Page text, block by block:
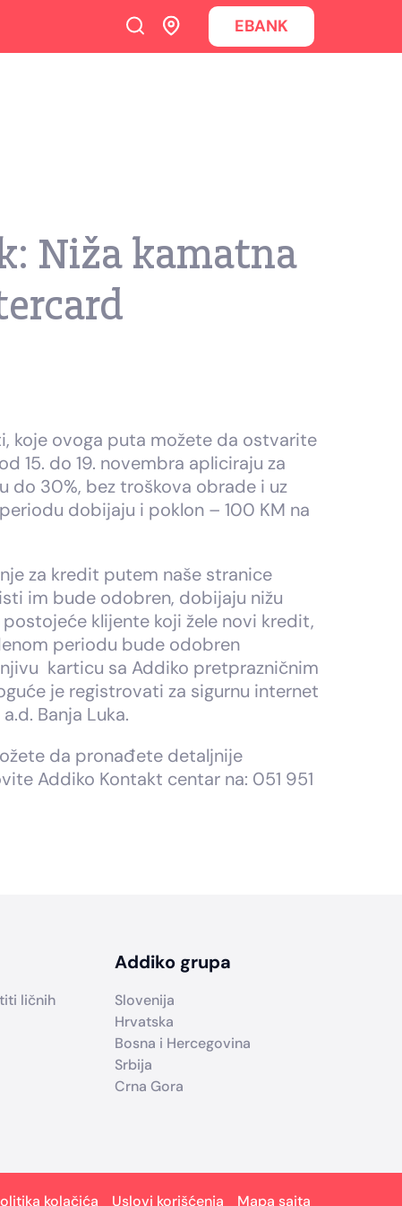
EBANK
Niža kamatna
koje ovoga puta možete da ostvarite
15. do 19. novembra apliciraju za
do 30%, bez troškova obrade i uz
dobijaju i poklon – 100 KM na
za kredit putem naše stranice
im bude odobren, dobijaju nižu
klijente koji žele novi kredit,
periodu bude odobren
karticu sa Addiko pretprazničnim
je registrovati za sigurnu internet
Banja Luka.
da pronađete detaljnije
Addiko Kontakt centar na: 051 951
ličnih
Addiko grupa
Slovenija
Hrvatska
Bosna i Hercegovina
Srbija
Crna Gora
kolačića Uslovi korišćenja Mapa sajta